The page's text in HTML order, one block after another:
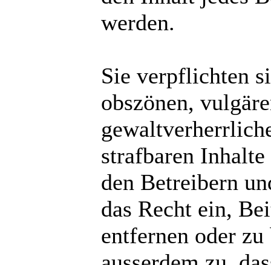
werden.
Sie verpflichten
obszönen,
strafbaren
den Betreibern
das Recht ein,
entfernen oder